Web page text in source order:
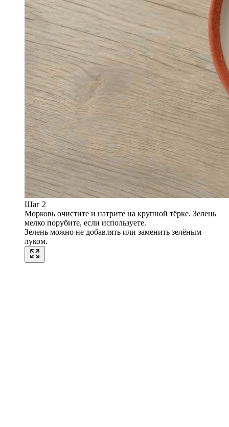
Шаг 2
Морковь очистите и натрите на крупной тёрке. Зелень
мелко порубите, если используете.
Зелень можно не добавлять или заменить зелёным
луком.